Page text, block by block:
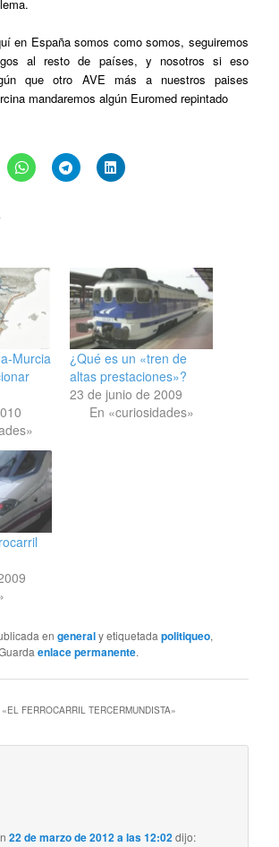
en España somos como somos, seguiremos
al resto de países, y nosotros si eso
que otro AVE más a nuestros paises
mandaremos algún Euromed repintado
Murcia
¿Qué es un «tren de
altas prestaciones»?
23 de junio de 2009
En «curiosidades»
engeneraly etiquetadapolitiqueo,
enlace permanente.
EL FERROCARRIL TERCERMUNDISTA»
22 de marzo de 2012 a las 12:02dijo: